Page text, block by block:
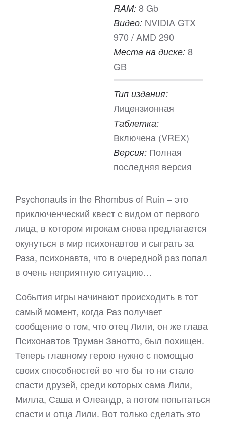
RAM: 8 Gb
Видео: NVIDIA GTX
970 / AMD 290
Места на диске: 8
GB
Тип издания:
Лицензионная
Таблетка:
Включена (VREX)
Версия: Полная
последняя версия
Psychonauts in the Rhombus of Ruin – это
приключенческий квест с видом от первого
лица, в котором игрокам снова предлагается
окунуться в мир психонавтов и сыграть за
Раза, психонавта, что в очередной раз попал
в очень неприятную ситуацию…
События игры начинают происходить в тот
самый момент, когда Раз получает
сообщение о том, что отец Лили, он же глава
Психонавтов Труман Занотто, был похищен.
Теперь главному герою нужно с помощью
своих способностей во что бы то ни стало
спасти друзей, среди которых сама Лили,
Милла, Саша и Олеандр, а потом попытаться
спасти и отца Лили. Вот только сделать это